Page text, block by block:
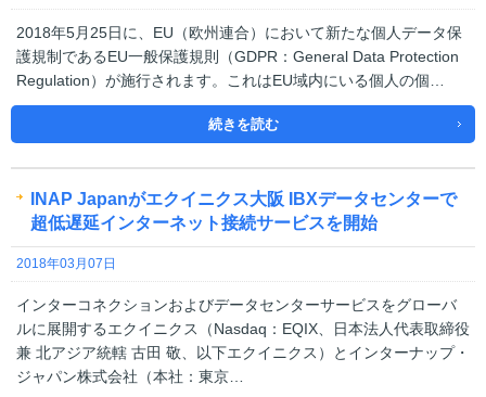
2018年5月25日に、EU（欧州連合）において新たな個人データ保
護規制であるEU一般保護規則（GDPR：General Data Protection
Regulation）が施行されます。これはEU域内にいる個人の個…
続きを読む
INAP Japanがエクイニクス大阪 IBXデータセンターで
超低遅延インターネット接続サービスを開始
2018年03月07日
インターコネクションおよびデータセンターサービスをグローバ
ルに展開するエクイニクス（Nasdaq：EQIX、日本法人代表取締役
兼 北アジア統轄 古田 敬、以下エクイニクス）とインターナップ・
ジャパン株式会社（本社：東京…